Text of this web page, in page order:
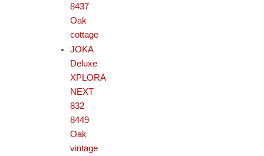
8437
Oak
cottage
JOKA
Deluxe
XPLORA
NEXT
832
8449
Oak
vintage